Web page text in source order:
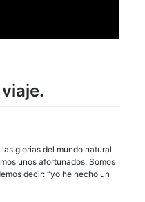
glorias del mundo natural
unos afortunados. Somos
decir: “yo he hecho un